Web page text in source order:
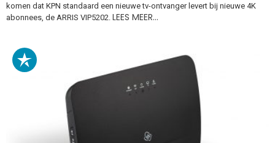
komen dat KPN standaard een nieuwe tv-ontvanger levert bij nieuwe 4K
abonnees, de ARRIS VIP5202. LEES MEER…